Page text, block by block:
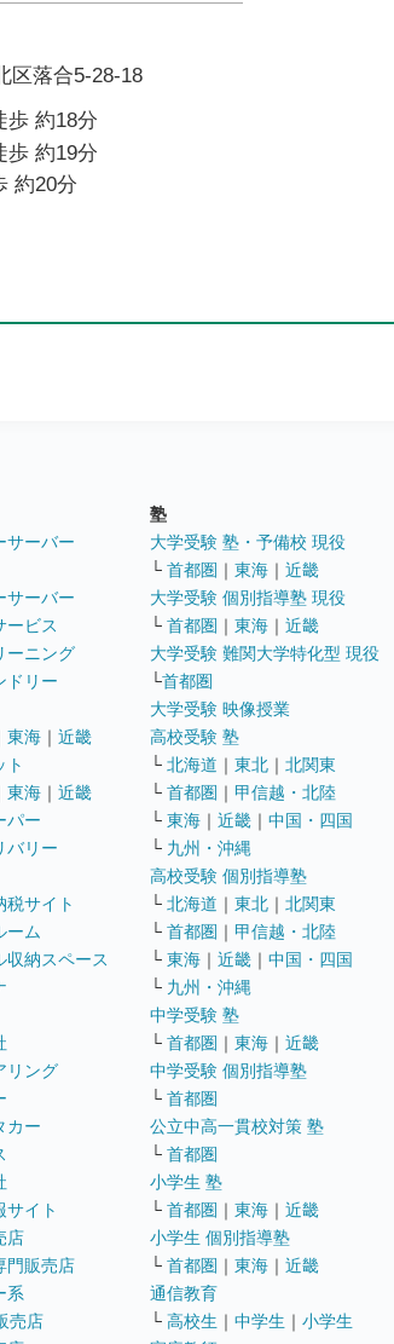
区落合5-28-18
歩 約18分
歩 約19分
約20分
サーバー
サーバー
ービス
ーニング
ドリー
東海 ｜ 近畿
ト
東海 ｜ 近畿
パー
バリー
税サイト
ーム
収納スペース
リング
カー
サイト
店
門販売店
系
売店
塾
大学受験 塾・予備校 現役
└ 首都圏 ｜ 東海 ｜ 近畿
大学受験 個別指導塾 現役
└ 首都圏 ｜ 東海 ｜ 近畿
大学受験 難関大学特化型 現役
└首都圏
大学受験 映像授業
高校受験 塾
└ 北海道 ｜ 東北 ｜ 北関東
└ 首都圏 ｜ 甲信越・北陸
└ 東海 ｜ 近畿 ｜ 中国・四国
└ 九州・沖縄
高校受験 個別指導塾
└ 北海道 ｜ 東北 ｜ 北関東
└ 首都圏 ｜ 甲信越・北陸
└ 東海 ｜ 近畿 ｜ 中国・四国
└ 九州・沖縄
中学受験 塾
└ 首都圏 ｜ 東海 ｜ 近畿
中学受験 個別指導塾
└ 首都圏
公立中高一貫校対策 塾
└ 首都圏
小学生 塾
└ 首都圏 ｜ 東海 ｜ 近畿
小学生 個別指導塾
└ 首都圏 ｜ 東海 ｜ 近畿
通信教育
└ 高校生 ｜ 中学生 ｜ 小学生